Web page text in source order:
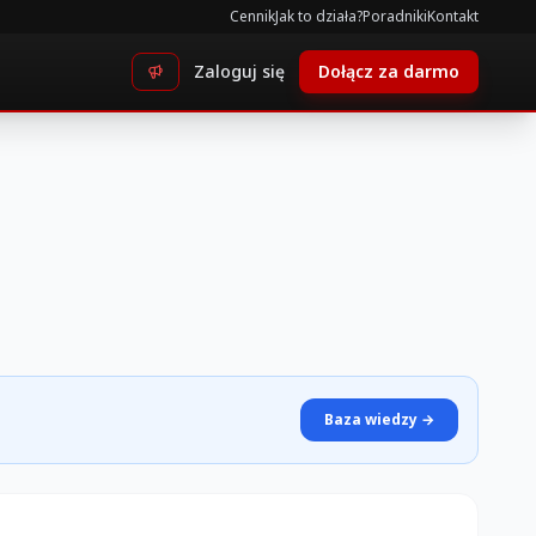
CennikJak to działa?PoradnikiKontakt
Zaloguj się Dołącz za darmo
Baza wiedzy →